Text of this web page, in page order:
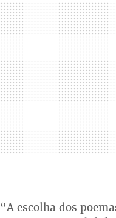
“A escolha dos